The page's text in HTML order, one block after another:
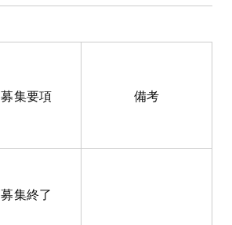
募集要項 備考
募集終了